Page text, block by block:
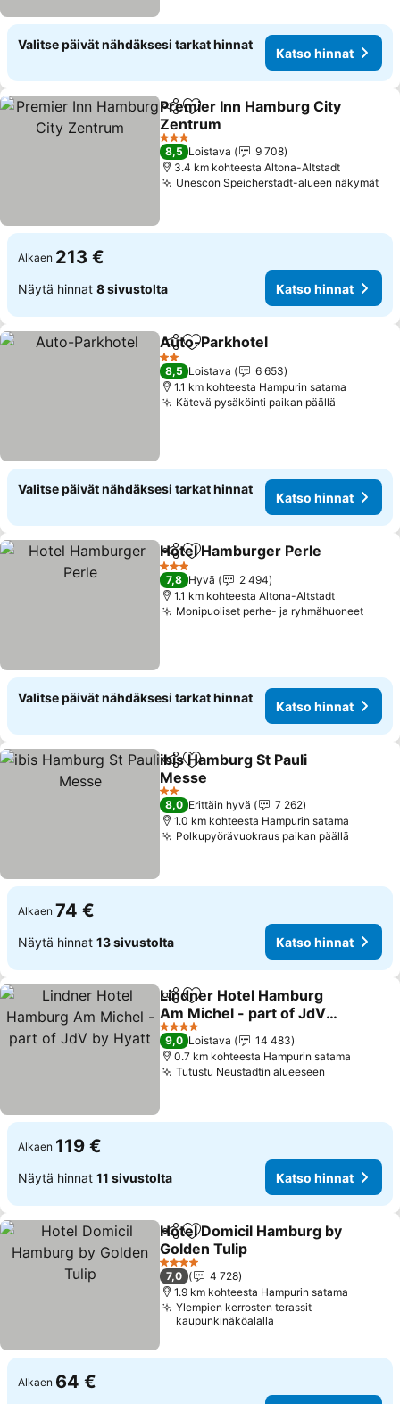
Valitse päivät nähdäksesi tarkat hinnat
Katso hinnat
Jaa Lisää suosikkeihin
Premier Inn Hamburg City
Zentrum
3 Tähtiluokitus
8,5 Loistava
9 708
3.4 km kohteesta Altona-Altstadt
Unescon Speicherstadt-alueen näkymät
Alkaen 213 €
Näytä hinnat 8 sivustolta Katso hinnat
Jaa Lisää suosikkeihin
Auto-Parkhotel
2 Tähtiluokitus
8,5 Loistava
6 653
1.1 km kohteesta Hampurin satama
Kätevä pysäköinti paikan päällä
Valitse päivät nähdäksesi tarkat hinnat
Katso hinnat
Jaa Lisää suosikkeihin
Hotel Hamburger Perle
3 Tähtiluokitus
7,8 Hyvä
2 494
1.1 km kohteesta Altona-Altstadt
Monipuoliset perhe- ja ryhmähuoneet
Valitse päivät nähdäksesi tarkat hinnat
Katso hinnat
Jaa Lisää suosikkeihin
ibis Hamburg St Pauli
Messe
2 Tähtiluokitus
8,0 Erittäin hyvä
7 262
1.0 km kohteesta Hampurin satama
Polkupyörävuokraus paikan päällä
Alkaen 74 €
Näytä hinnat 13 sivustolta Katso hinnat
Jaa Lisää suosikkeihin
Lindner Hotel Hamburg
Am Michel - part of JdV
by Hyatt
4 Tähtiluokitus
9,0 Loistava
14 483
0.7 km kohteesta Hampurin satama
Tutustu Neustadtin alueeseen
Alkaen 119 €
Näytä hinnat 11 sivustolta Katso hinnat
Jaa Lisää suosikkeihin
Hotel Domicil Hamburg by
Golden Tulip
4 Tähtiluokitus
7,0
4 728
1.9 km kohteesta Hampurin satama
Ylempien kerrosten terassit
kaupunkinäköalalla
Alkaen 64 €